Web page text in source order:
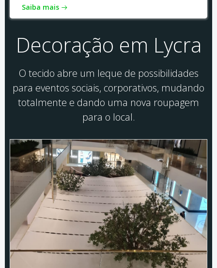
Saiba mais
Decoração em Lycra
O tecido abre um leque de possibilidades
para eventos sociais, corporativos, mudando
totalmente e dando uma nova roupagem
para o local.